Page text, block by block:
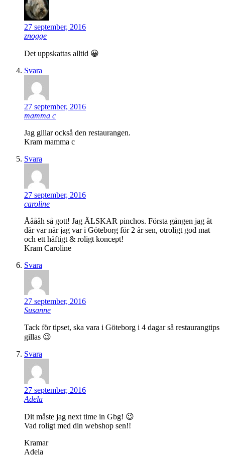
27 september, 2016
znogge
Det uppskattas alltid 😀
Svara
27 september, 2016
mamma c
Jag gillar också den restaurangen.
Kram mamma c
Svara
27 september, 2016
caroline
Ååååh så gott! Jag ÄLSKAR pinchos. Första gången jag åt
där var när jag var i Göteborg för 2 år sen, otroligt god mat
och ett häftigt & roligt koncept!
Kram Caroline
Svara
27 september, 2016
Susanne
Tack för tipset, ska vara i Göteborg i 4 dagar så restaurangtips
gillas 😉
Svara
27 september, 2016
Adela
Dit måste jag next time in Gbg! 😉
Vad roligt med din webshop sen!!
Kramar
Adela